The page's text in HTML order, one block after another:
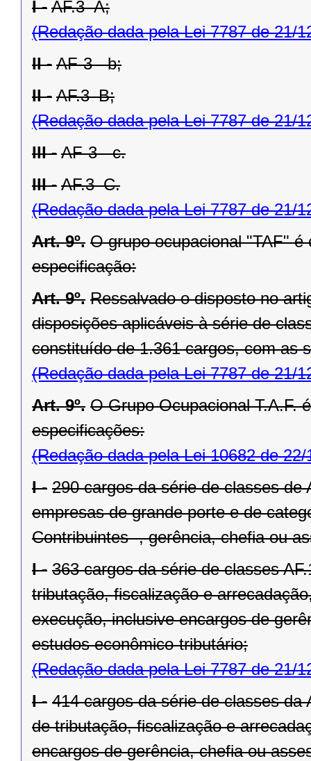
I - AF.3–A;
(Redação dada pela Lei 7787 de 21/
II - AF-3 - b;
II - AF.3–B;
(Redação dada pela Lei 7787 de 21/
III - AF-3 - c.
III - AF.3–C.
(Redação dada pela Lei 7787 de 21/
Art. 9º. O grupo ocupacional "TAF"
especificação:
Art. 9º. Ressalvado o disposto no
disposições aplicáveis à série de
constituído de 1.361 cargos, com as
(Redação dada pela Lei 7787 de 21/
Art. 9º. O Grupo Ocupacional T.A.F.
especificações:
(Redação dada pela Lei 10682 de 22/
I - 290 cargos da série de classes
empresas de grande porte e de
Contribuintes -, gerência, chefia ou
I - 363 cargos da série de classes
tributação, fiscalização e
execução, inclusive encargos de
estudos econômico-tributário;
(Redação dada pela Lei 7787 de 21/
I - 414 cargos da série de classes
de tributação, fiscalização e
encargos de gerência, chefia ou